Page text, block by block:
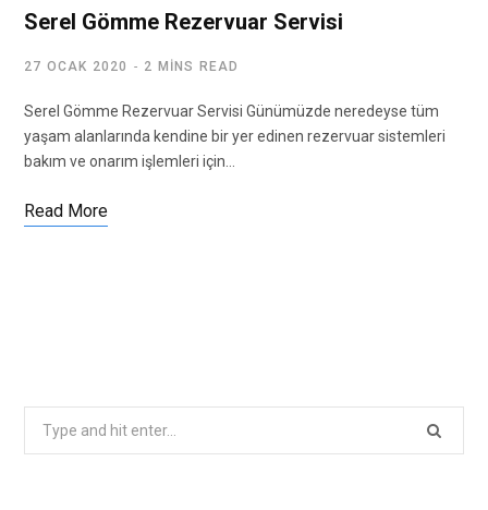
Serel Gömme Rezervuar Servisi
27 OCAK 2020 2 MINS READ
Serel Gömme Rezervuar Servisi Günümüzde neredeyse tüm
yaşam alanlarında kendine bir yer edinen rezervuar sistemleri
bakım ve onarım işlemleri için…
Read More